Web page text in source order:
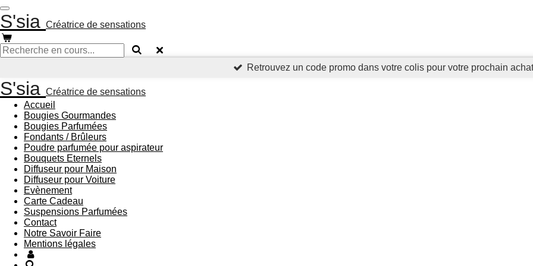
Passer
au
contenu
principal
S'sia Créatrice de sensations
Retrouvez un code promo dans votre colis pour votre prochain achat
S'sia Créatrice de sensations
Accueil
Bougies Gourmandes
Bougies Parfumées
Fondants / Brûleurs
Poudre parfumée pour aspirateur
Bouquets Eternels
Diffuseur pour Maison
Diffuseur pour Voiture
Evènement
Carte Cadeau
Suspensions Parfumées
Contact
Notre Savoir Faire
Mentions légales